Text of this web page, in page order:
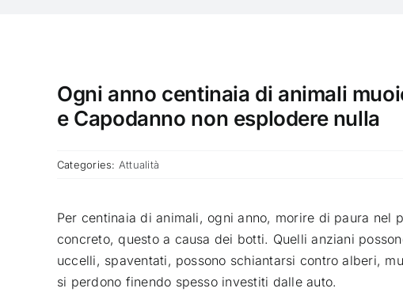
Ogni anno centinaia di animali
e Capodanno non esplodere nulla
Categories: Attualità
Per centinaia di animali, ogni anno, morire di paura nel
concreto, questo a causa dei botti. Quelli anziani
uccelli, spaventati, possono schiantarsi contro alberi,
si perdono finendo spesso investiti dalle auto.